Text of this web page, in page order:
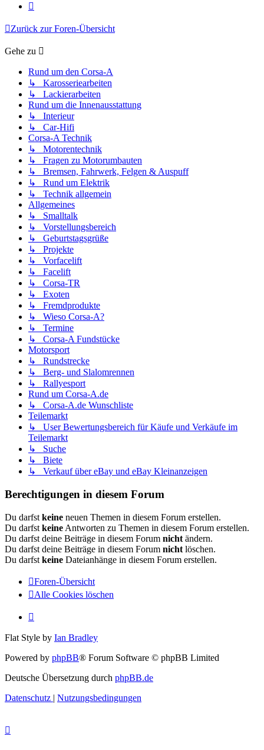
Zurück zur Foren-Übersicht
Gehe zu
Rund um den Corsa-A
↳ Karosseriearbeiten
↳ Lackierarbeiten
Rund um die Innenausstattung
↳ Interieur
↳ Car-Hifi
Corsa-A Technik
↳ Motorentechnik
↳ Fragen zu Motorumbauten
↳ Bremsen, Fahrwerk, Felgen & Auspuff
↳ Rund um Elektrik
↳ Technik allgemein
Allgemeines
↳ Smalltalk
↳ Vorstellungsbereich
↳ Geburtstagsgrüße
↳ Projekte
↳ Vorfacelift
↳ Facelift
↳ Corsa-TR
↳ Exoten
↳ Fremdprodukte
↳ Wieso Corsa-A?
↳ Termine
↳ Corsa-A Fundstücke
Motorsport
↳ Rundstrecke
↳ Berg- und Slalomrennen
↳ Rallyesport
Rund um Corsa-A.de
↳ Corsa-A.de Wunschliste
Teilemarkt
↳ User Bewertungsbereich für Käufe und Verkäufe im
Teilemarkt
↳ Suche
↳ Biete
↳ Verkauf über eBay und eBay Kleinanzeigen
Berechtigungen in diesem Forum
Du darfst keine neuen Themen in diesem Forum erstellen.
Du darfst keine Antworten zu Themen in diesem Forum erstellen.
Du darfst deine Beiträge in diesem Forum nicht ändern.
Du darfst deine Beiträge in diesem Forum nicht löschen.
Du darfst keine Dateianhänge in diesem Forum erstellen.
Foren-Übersicht
Alle Cookies löschen
Flat Style by Ian Bradley
Powered by phpBB® Forum Software © phpBB Limited
Deutsche Übersetzung durch phpBB.de
Datenschutz | Nutzungsbedingungen